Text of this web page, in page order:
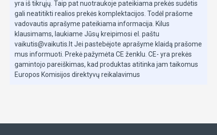
yra iš tikrųjų. Taip pat nuotraukoje pateikiama prekės sudėtis
gali neatitikti realios prekės komplektacijos. Todėl prašome
vadovautis aprašyme pateikiama informacija. Kilus
klausimams, laukiame Jūsų kreipimosi el. paštu
vaikutis@vaikutis.lt Jei pastebėjote aprašyme klaidą prašome
mus informuoti. Prekė pažymėta CE ženklu. CE- yra prekės
gamintojo pareiškimas, kad produktas atitinka jam taikomus
Europos Komisijos direktyvų reikalavimus